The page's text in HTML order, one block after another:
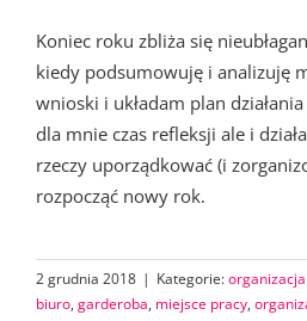
Koniec roku zbliża się
kiedy podsumowuję i analizuję
wnioski i układam plan
dla mnie czas refleksji ale i
rzeczy uporządkować (i
rozpocząć nowy rok.
2 grudnia 2018 | Kategorie:
biuro, garderoba, miejsce pracy,